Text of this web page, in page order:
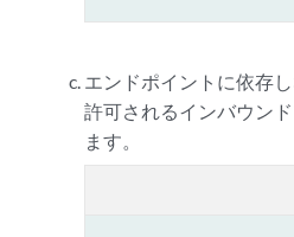
エンドポイントに依存
許可されるインバウン
ます。